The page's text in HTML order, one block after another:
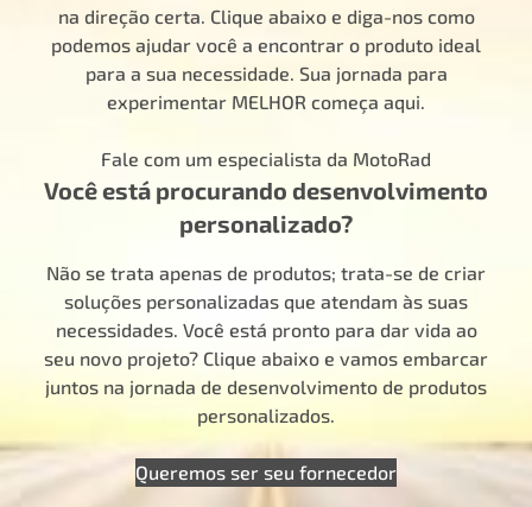
na direção certa. Clique abaixo e diga-nos como
podemos ajudar você a encontrar o produto ideal
para a sua necessidade. Sua jornada para
experimentar MELHOR começa aqui.
Fale com um especialista da MotoRad
Você está procurando desenvolvimento
personalizado?
Não se trata apenas de produtos; trata-se de criar
soluções personalizadas que atendam às suas
necessidades. Você está pronto para dar vida ao
seu novo projeto? Clique abaixo e vamos embarcar
juntos na jornada de desenvolvimento de produtos
personalizados.
Queremos ser seu fornecedor